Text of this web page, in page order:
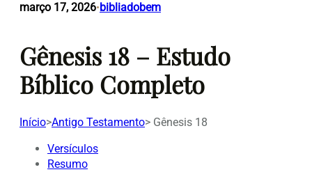
março 17, 2026•bibliadobem
Gênesis 18 – Estudo
Bíblico Completo
Início>Antigo Testamento> Gênesis 18
Versículos
Resumo